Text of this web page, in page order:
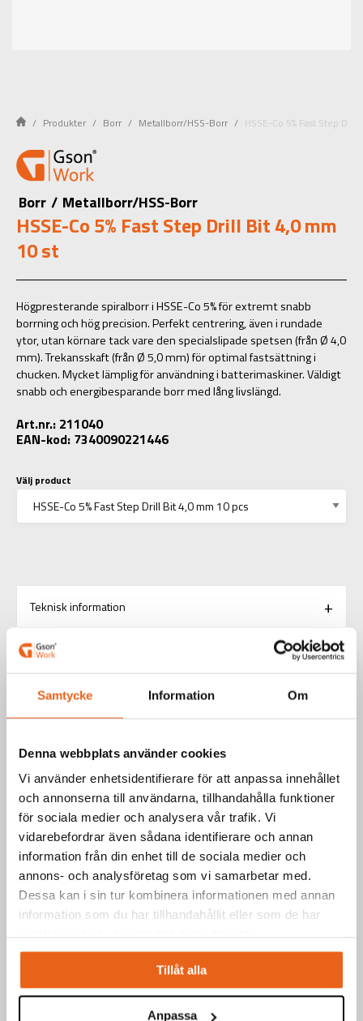
Samtycke Information Om
Denna webbplats använder cookies
Vi använder enhetsidentifierare för att anpassa innehållet
och annonserna till användarna, tillhandahålla funktioner
för sociala medier och analysera vår trafik. Vi
vidarebefordrar även sådana identifierare och annan
information från din enhet till de sociala medier och
annons- och analysföretag som vi samarbetar med.
Dessa kan i sin tur kombinera informationen med annan
information som du har tillhandahållit eller som de har
Tillåt alla
Anpassa
Produkter Borr Metallborr/HSS-Borr HSSE-Co 5% Fast Step
Borr / Metallborr/HSS-Borr
HSSE-Co 5% Fast Step Drill Bit 4,0 mm
10 st
Högpresterande spiralborr i HSSE-Co 5% för extremt snabb
borrning och hög precision. Perfekt centrering, även i rundade
ytor, utan körnare tack vare den specialslipade spetsen (från Ø 4,0
mm). Trekansskaft (från Ø 5,0 mm) för optimal fastsättning i
chucken. Mycket lämplig för användning i batterimaskiner. Väldigt
snabb och energibesparande borr med lång livslängd.
Art.nr.: 211040
EAN-kod: 7340090221446
Välj product
Teknisk information
RELATERADE PRODUKTER
SKÄROLJA 400 ML